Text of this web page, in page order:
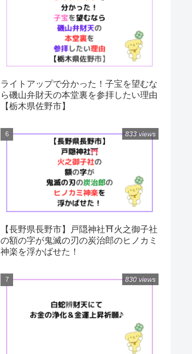
ライトアップで分かった！子宝を望むな
ら磯山弁財天の本堂裏を参拝したい理由
【栃木県佐野市】
【長野県長野市】戸隠神社⛩火之御子社
の額の字が鬼滅の刃の炭治郎のヒノカミ
神楽を浮かばせた！
833 views
830 views